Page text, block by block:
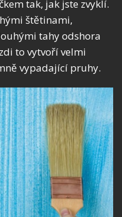
tak, jak jste zvyklí.
štětinami,
tahy odshora
to vytvoří velmi
vypadající pruhy.